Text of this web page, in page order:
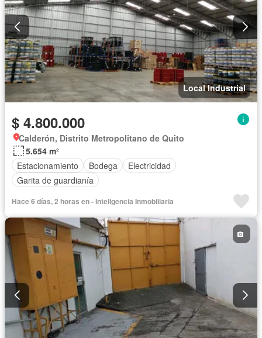
Local Industrial
$ 4.800.000
Calderón, Distrito Metropolitano de Quito
5.654 m²
Estacionamiento
Bodega
Electricidad
Garita de guardianía
Hace 6 días, 2 horas en - Inteligencia Inmobiliaria